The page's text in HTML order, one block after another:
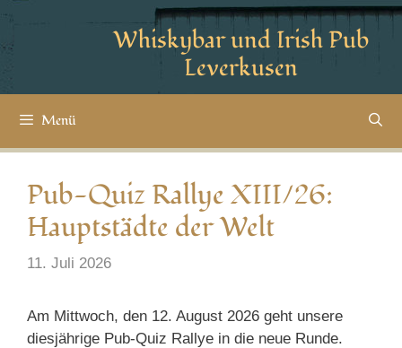
Whiskybar und Irish Pub
Leverkusen
Menü
Pub-Quiz Rallye XIII/26:
Hauptstädte der Welt
11. Juli 2026
Am Mittwoch, den 12. August 2026 geht unsere
diesjährige Pub-Quiz Rallye in die neue Runde.